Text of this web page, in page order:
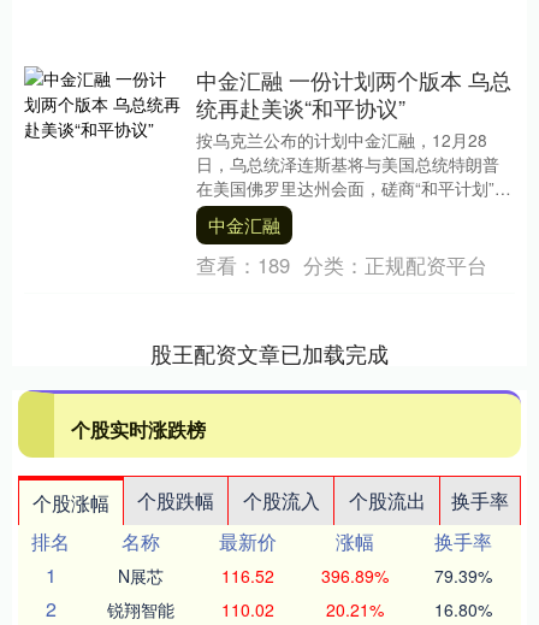
中金汇融 一份计划两个版本 乌总
统再赴美谈“和平协议”
按乌克兰公布的计划中金汇融，12月28
日，乌总统泽连斯基将与美国总统特朗普
在美国佛罗里达州会面，磋商“和平计划”。
乌方透露，乌美就“和平协议”制定的文件已
完成....
中金汇融
查看： 189 分类： 正规配资平台
股王配资文章已加载完成
个股实时涨跌榜
个股涨幅 个股跌幅 个股流入 个股流出
换手率
排名
名称 最新价 涨幅
换手率
1
N展芯 116.52 396.89% 79.39%
2 锐翔智能 110.02 20.21% 16.80%